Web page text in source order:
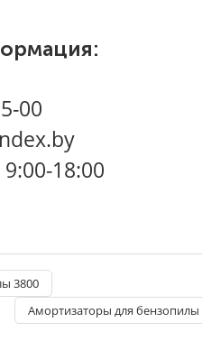
00
9:00-18:00
3800
Амортизаторы для